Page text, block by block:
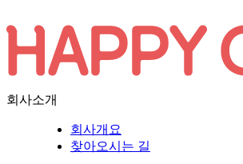
회사소개
회사개요
찾아오시는 길